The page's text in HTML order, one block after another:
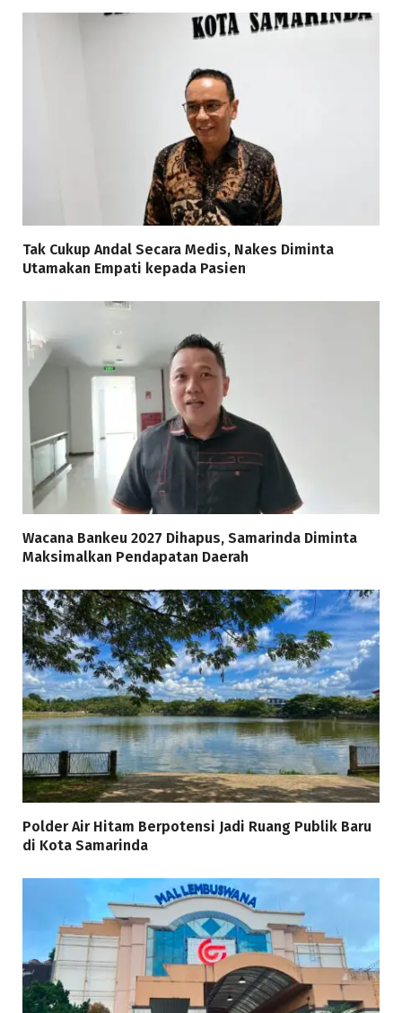
Tak Cukup Andal Secara Medis, Nakes Diminta
Utamakan Empati kepada Pasien
Wacana Bankeu 2027 Dihapus, Samarinda Diminta
Maksimalkan Pendapatan Daerah
Polder Air Hitam Berpotensi Jadi Ruang Publik Baru
di Kota Samarinda